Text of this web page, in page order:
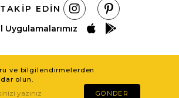
EDIN
Uygulamalarımız
ve bilgilendirmelerden
olun.
GÖNDER